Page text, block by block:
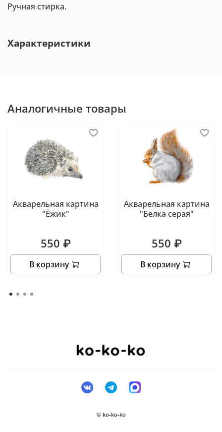
Ручная стирка.
Характеристики
Аналогичные товары
Акварельная картина
"Ёжик"
550 ₽
В корзину
Акварельная картина
"Белка серая"
550 ₽
В корзину
© ko-ko-ko